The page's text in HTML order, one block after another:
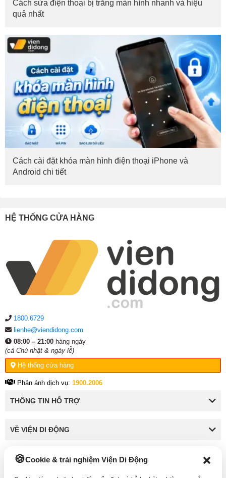
Cookie & trải nghiệm Viện Di Động
Cách sửa điện thoại bị trắng màn hình nhanh và hiệu
quả nhất
Cách cài đặt khóa màn hình điện thoại iPhone và
Android chi tiết
HỆ THỐNG CỬA HÀNG
1800.6729
lienhe@viendidong.com
08:00 – 21:00 hàng ngày
(cả Chủ nhật & ngày lễ)
Hệ thống cửa hàng
Phản ánh dịch vụ: 1900.2006
THÔNG TIN HỖ TRỢ
VỀ VIỆN DI ĐỘNG
KẾT NỐI VỚI VIỆN DI ĐỘNG